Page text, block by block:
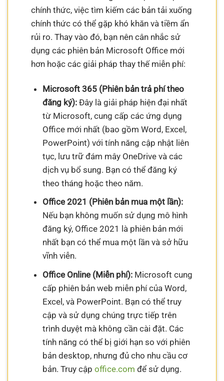
chính thức, việc tìm kiếm các bản tải xuống
chính thức có thể gặp khó khăn và tiềm ẩn
rủi ro. Thay vào đó, bạn nên cân nhắc sử
dụng các phiên bản Microsoft Office mới
hơn hoặc các giải pháp thay thế miễn phí:
Microsoft 365 (Phiên bản trả phí theo
đăng ký):Đây là giải pháp hiện đại nhất
từ Microsoft, cung cấp các ứng dụng
Office mới nhất (bao gồm Word, Excel,
PowerPoint) với tính năng cập nhật liên
tục, lưu trữ đám mây OneDrive và các
dịch vụ bổ sung. Bạn có thể đăng ký
theo tháng hoặc theo năm.
Office 2021 (Phiên bản mua một lần):
Nếu bạn không muốn sử dụng mô hình
đăng ký, Office 2021 là phiên bản mới
nhất bạn có thể mua một lần và sở hữu
vĩnh viễn.
Office Online (Miễn phí):Microsoft cung
cấp phiên bản web miễn phí của Word,
Excel, và PowerPoint. Bạn có thể truy
cập và sử dụng chúng trực tiếp trên
trình duyệt mà không cần cài đặt. Các
tính năng có thể bị giới hạn so với phiên
bản desktop, nhưng đủ cho nhu cầu cơ
bản. Truy cập office.com để sử dụng.